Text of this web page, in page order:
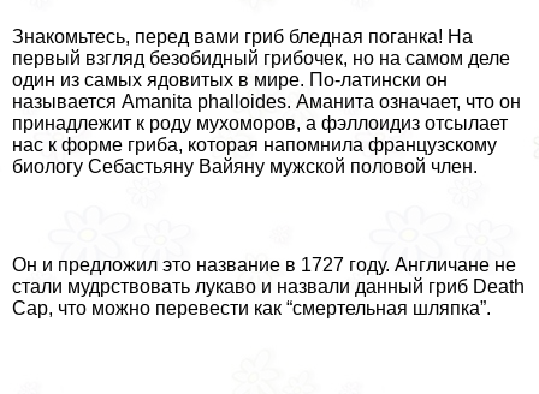
Знакомьтесь, перед вами гриб бледная поганка! На
первый взгляд безобидный грибочек, но на самом деле
один из самых ядовитых в мире. По-латински он
называется Amanita phalloides. Аманита означает, что он
принадлежит к роду мухоморов, а фэллоидиз отсылает
нас к форме гриба, которая напомнила французскому
биологу Себастьяну Вайяну мужской пoлoвoй члeн.
Он и предложил это название в 1727 году. Англичане не
стали мудрствовать лукаво и назвали данный гриб Death
Cap, что можно перевести как “cмepтельная шляпка”.